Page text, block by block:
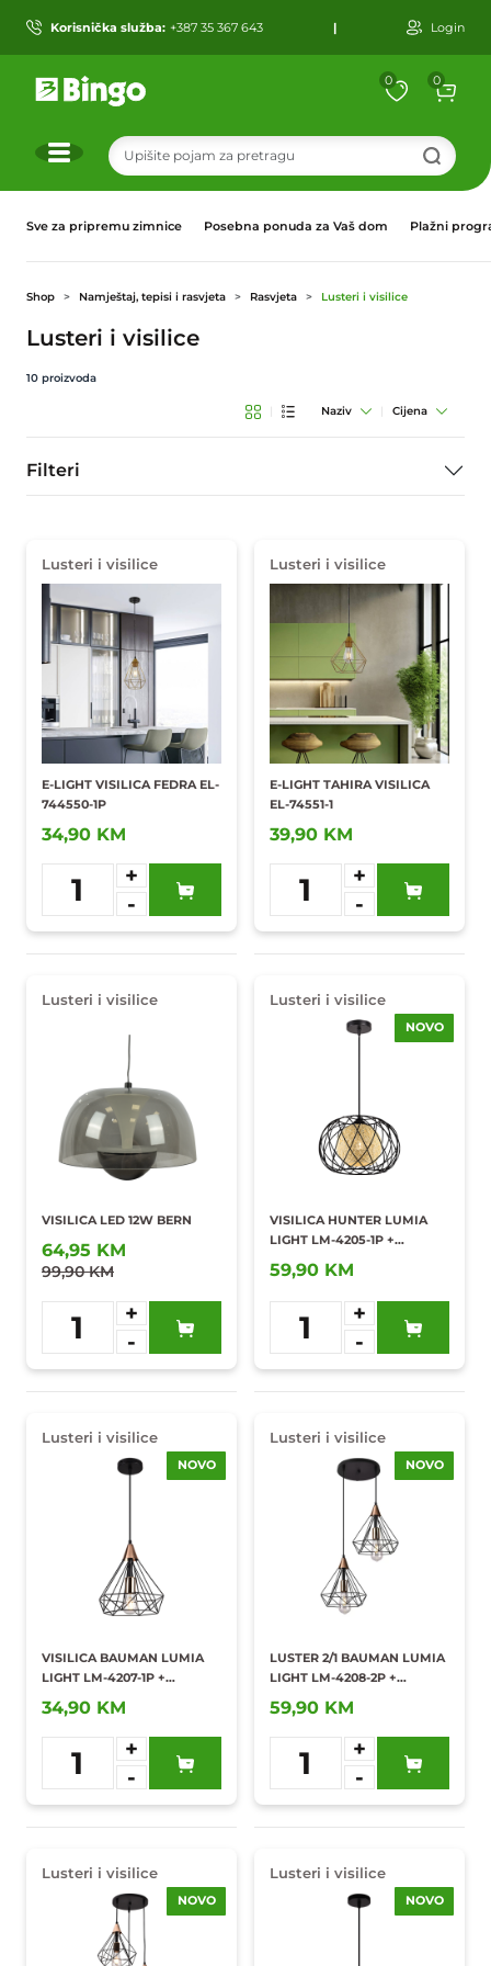
Korisnička služba: +387 35 367 643 | Login
0 0
Sve za pripremu zimnice Posebna ponuda za Vaš dom Plažni
Shop Namještaj, tepisi i rasvjeta Rasvjeta Lusteri i visilice
Lusteri i visilice
10 proizvoda
| Naziv | Cijena
Filteri
Lusteri i visilice
E-LIGHT VISILICA FEDRA EL-
744550-1P
34,90 KM
1
+
-
Dodaj u
omiljene
Lusteri i visilice
E-LIGHT TAHIRA VISILICA
EL-74551-1
39,90 KM
1
+
-
Dodaj u
omiljene
Lusteri i visilice
VISILICA LED 12W BERN
64,95 KM
99,90 KM
1
+
-
Dodaj u
omiljene
Lusteri i visilice
NOVO
VISILICA HUNTER LUMIA
LIGHT LM-4205-1P +
SIJALICA
59,90 KM
1
+
-
Dodaj u
omiljene
Lusteri i visilice
NOVO
VISILICA BAUMAN LUMIA
LIGHT LM-4207-1P +
SIJALICA
34,90 KM
1
+
-
Dodaj u
omiljene
Lusteri i visilice
NOVO
LUSTER 2/1 BAUMAN LUMIA
LIGHT LM-4208-2P +
SIJALICA
59,90 KM
1
+
-
Dodaj u
omiljene
Lusteri i visilice
NOVO
Lusteri i visilice
NOVO